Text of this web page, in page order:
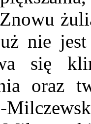
nie
się
oraz